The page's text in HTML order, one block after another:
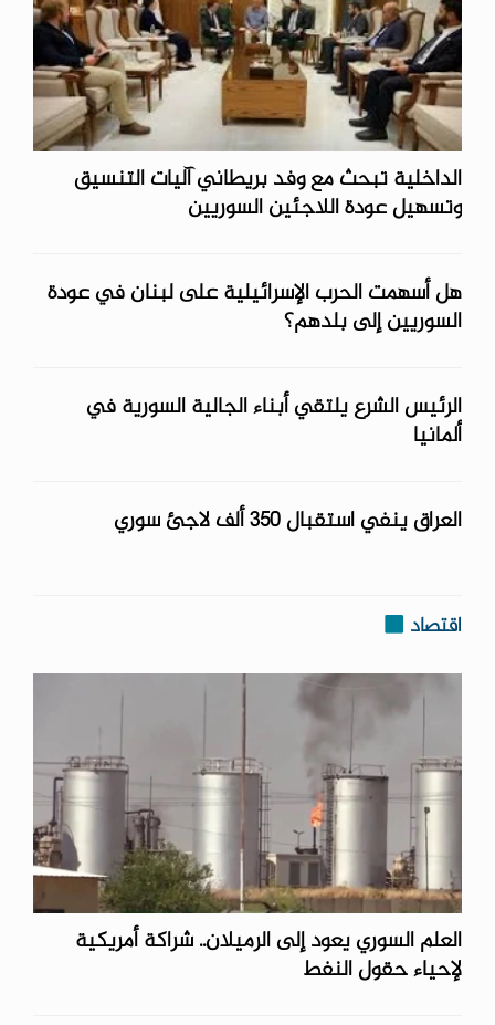
الداخلية تبحث مع وفد بريطاني آليات التنسيق
وتسهيل عودة اللاجئين السوريين
هل أسهمت الحرب الإسرائيلية على لبنان في عودة
السوريين إلى بلدهم؟
الرئيس الشرع يلتقي أبناء الجالية السورية في
ألمانيا
العراق ينفي استقبال 350 ألف لاجئ سوري
اقتصاد
العلم السوري يعود إلى الرميلان.. شراكة أمريكية
لإحياء حقول النفط